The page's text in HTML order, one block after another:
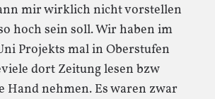
mir wirklich nicht vorstellen
hoch sein soll. Wir haben im
Projekts mal in Oberstufen
dort Zeitung lesen bzw
Hand nehmen. Es waren zwar